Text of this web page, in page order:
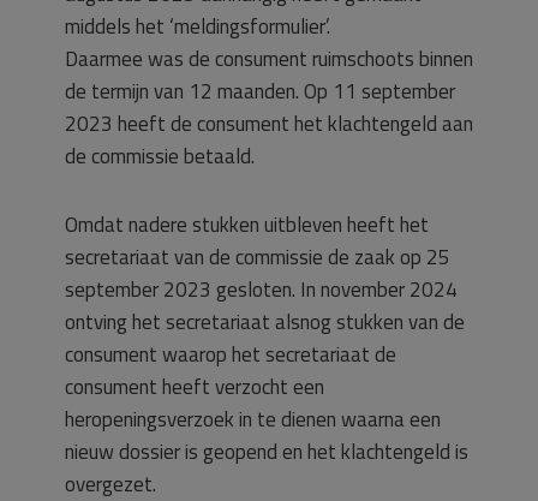
middels het ‘meldingsformulier’.
Daarmee was de consument ruimschoots binnen
de termijn van 12 maanden. Op 11 september
2023 heeft de consument het klachtengeld aan
de commissie betaald.
Omdat nadere stukken uitbleven heeft het
secretariaat van de commissie de zaak op 25
september 2023 gesloten. In november 2024
ontving het secretariaat alsnog stukken van de
consument waarop het secretariaat de
consument heeft verzocht een
heropeningsverzoek in te dienen waarna een
nieuw dossier is geopend en het klachtengeld is
overgezet.